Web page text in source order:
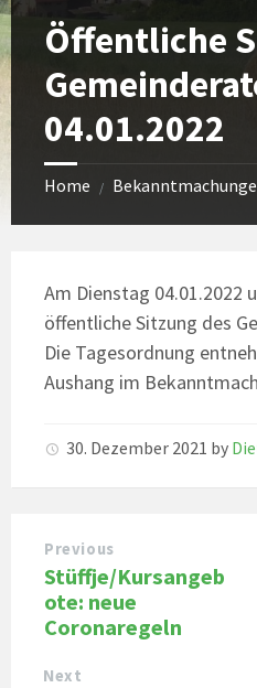
Öffentliche
04.01.2022
Home /
Am Dienstag 04.01.2022
öffentliche Sitzung des
Die Tagesordnung
Aushang im
30. Dezember 2021 by
Previous
Stüffje/Kursangeb
ote: neue
Coronaregeln
Next